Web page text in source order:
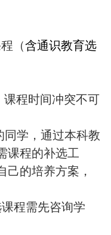
（含通识教育选
课程时间冲突不可
同学，通过本科教
课程的补选工
己的培养方案，
程需先咨询学